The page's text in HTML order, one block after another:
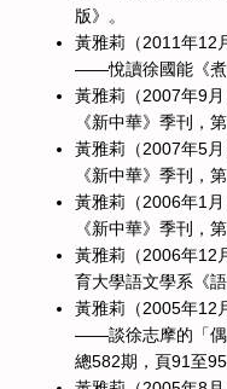
版》。
黃雅莉（2011年12
——悅讀徐國能《煮
黃雅莉（2007年9月
《新中華》季刊，
黃雅莉（2007年5月
《新中華》季刊，
黃雅莉（2006年1月
《新中華》季刊，
黃雅莉（2006年12
育大學語文學系《
黃雅莉（2005年12
——談徐志摩的「偶
總582期，頁91至95